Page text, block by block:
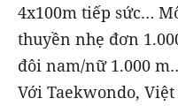
4x100m tiếp sức…
thuyền nhẹ đơn
đôi nam/nữ 1.000
Với Taekwondo,